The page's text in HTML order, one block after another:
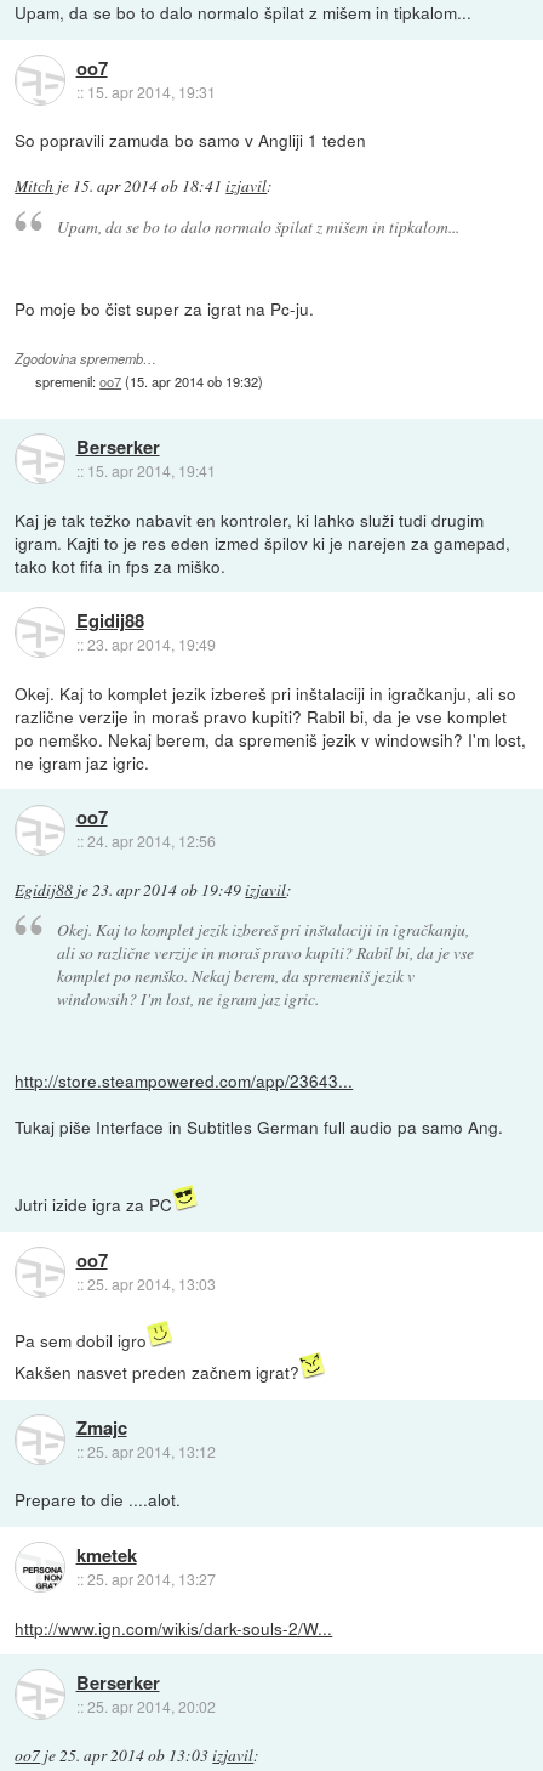
Upam, da se bo to dalo normalo špilat z mišem in tipkalom...
oo7
:: 15. apr 2014, 19:31
So popravili zamuda bo samo v Angliji 1 teden
Mitch je 15. apr 2014 ob 18:41 izjavil:
Upam, da se bo to dalo normalo špilat z mišem in tipkalom...
Po moje bo čist super za igrat na Pc-ju.
Zgodovina sprememb…
spremenil:oo7(15. apr 2014 ob 19:32)
Berserker
:: 15. apr 2014, 19:41
Kaj je tak težko nabavit en kontroler, ki lahko služi tudi drugim
igram. Kajti to je res eden izmed špilov ki je narejen za gamepad,
tako kot fifa in fps za miško.
Egidij88
::23. apr 2014, 19:49
Okej. Kaj to komplet jezik izbereš pri inštalaciji in igračkanju, ali so
različne verzije in moraš pravo kupiti? Rabil bi, da je vse komplet
po nemško. Nekaj berem, da spremeniš jezik v windowsih? I'm lost,
ne igram jaz igric.
oo7
::24. apr 2014, 12:56
Egidij88 je23. apr 2014 ob 19:49izjavil:
Okej. Kaj to komplet jezik izbereš pri inštalaciji in igračkanju,
ali so različne verzije in moraš pravo kupiti? Rabil bi, da je vse
komplet po nemško. Nekaj berem, da spremeniš jezik v
windowsih? I'm lost, ne igram jaz igric.
http://store.steampowered.com/app/23643...
Tukaj piše Interface in Subtitles German full audio pa samo Ang.
Jutri izide igra za PC
oo7
::25. apr 2014, 13:03
Pa sem dobil igro
Kakšen nasvet preden začnem igrat?
Zmajc
::25. apr 2014, 13:12
Prepare to die ....alot.
kmetek
::25. apr 2014, 13:27
http://www.ign.com/wikis/dark-souls-2/W...
Berserker
::25. apr 2014, 20:02
oo7 je 25. apr 2014 ob 13:03izjavil: